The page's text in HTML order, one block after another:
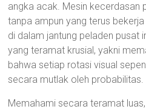
angka acak. Mesin kecerdasan
tanpa ampun yang terus
di dalam jantung peladen pusat
yang teramat krusial, yakni
bahwa setiap rotasi visual
secara mutlak oleh probabilitas.
Memahami secara teramat